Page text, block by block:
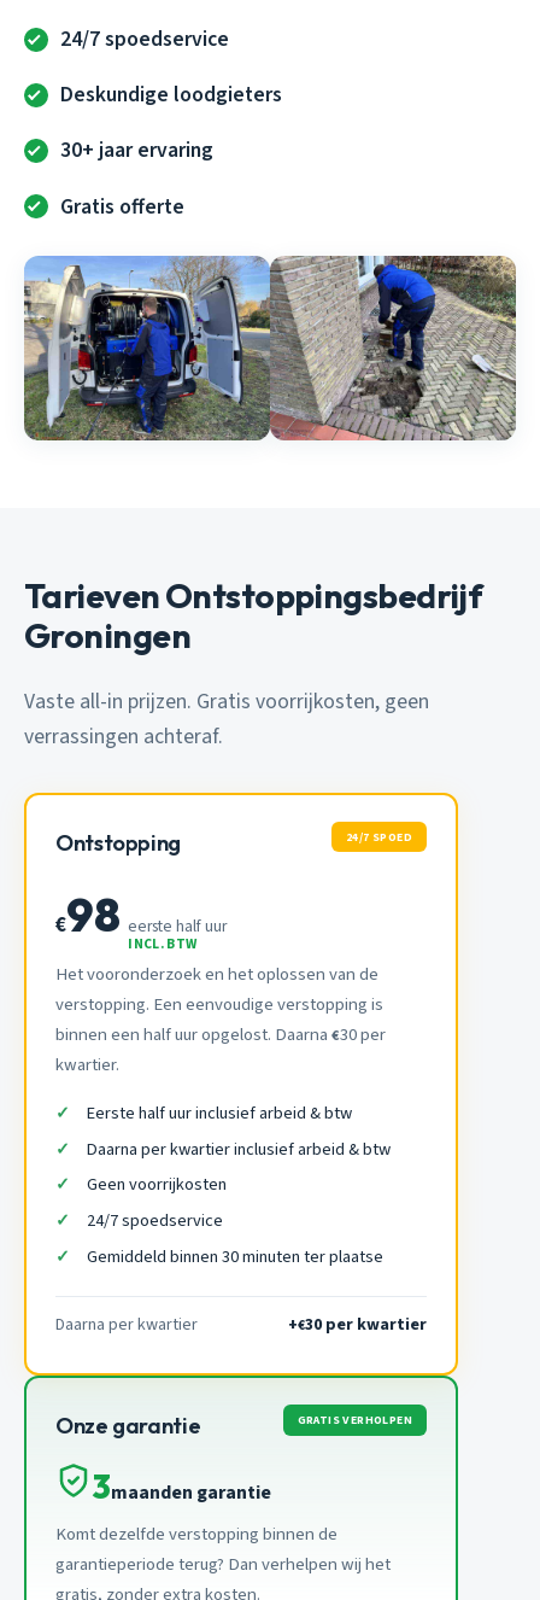
24/7 spoedservice
Deskundige loodgieters
30+ jaar ervaring
Gratis offerte
Tarieven Ontstoppingsbedrijf
Groningen
Vaste all-in prijzen. Gratis voorrijkosten, geen
verrassingen achteraf.
Ontstopping 24/7 SPOED
€98 eerste half uur
INCL. BTW
Het vooronderzoek en het oplossen van de
verstopping. Een eenvoudige verstopping is
binnen een half uur opgelost. Daarna €30 per
kwartier.
Eerste half uur inclusief arbeid & btw
Daarna per kwartier inclusief arbeid & btw
Geen voorrijkosten
24/7 spoedservice
Gemiddeld binnen 30 minuten ter plaatse
Daarna per kwartier +€30 per kwartier
Onze garantie GRATIS VERHOLPEN
3maanden garantie
Komt dezelfde verstopping binnen de
garantieperiode terug? Dan verhelpen wij het